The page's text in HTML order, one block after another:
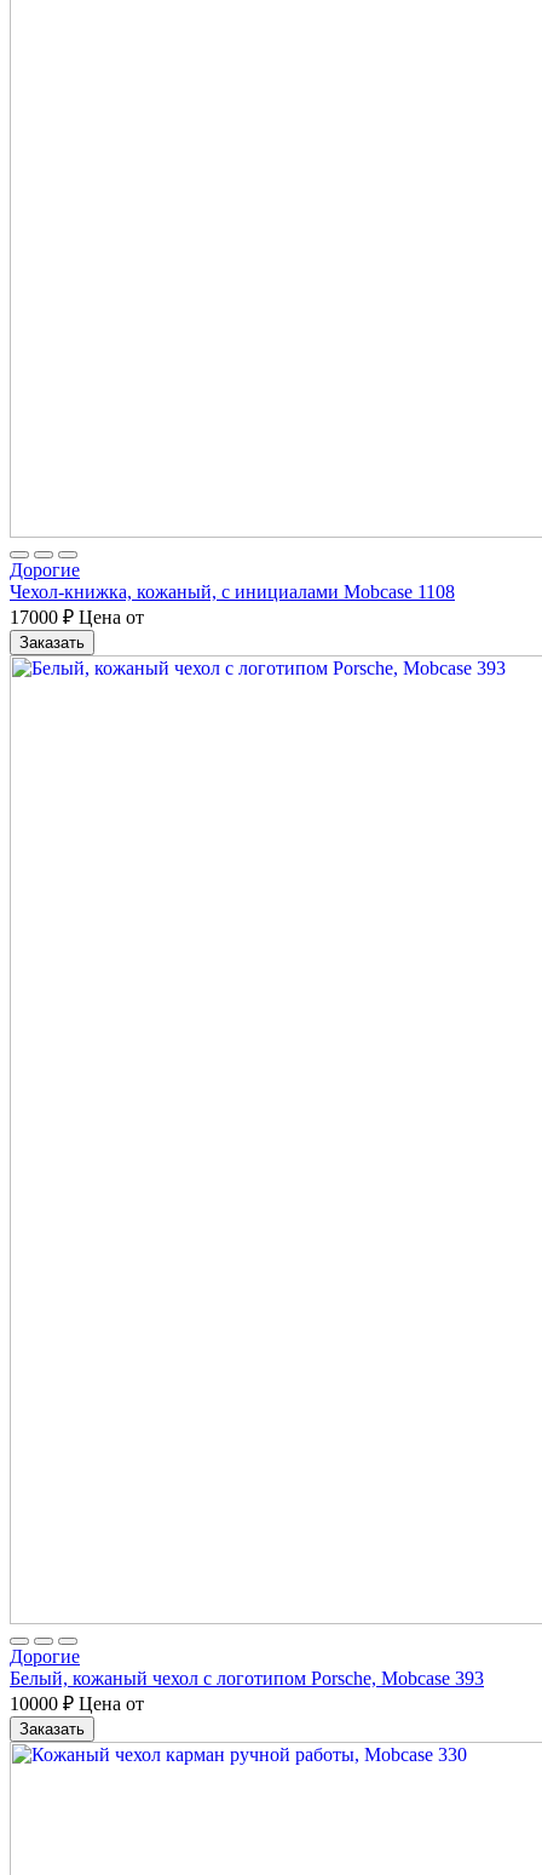
Дорогие
Чехол-книжка, кожаный, с инициалами Mobcase 1108
17000 ₽ Цена от
Заказать
Дорогие
Белый, кожаный чехол с логотипом Porsche, Mobcase 393
10000 ₽ Цена от
Заказать